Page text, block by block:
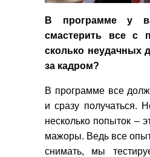
В программе у
смастерить все с
сколько неудачных
за кадром?
В программе все
и сразу получаться.
несколько попыток –
мажоры. Ведь все
снимать, мы